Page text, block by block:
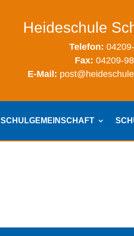
Heideschule
Telefon:
Fax: 04209-
E-Mail:
SCHULGEMEINSCHAFT